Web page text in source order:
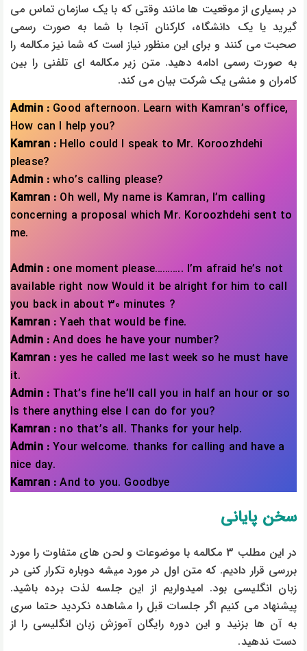
در بسیاری از موقعیت ها مانند وقتی که با یک سازمان تماس می
گیرید یا یک دانشگاه، کارکنان آنجا با شما به صورت رسمی
صحبت می کنند و برای این منظور نیاز است که شما نیز مکالمه را
به صورت رسمی ادامه دهید. متن زیر مکالمه ای تلفنی را بین
کامران و منشی یک شرکت بیان می کند.
Admin : Good afternoon. Learn with Kamran’s office,
How can I help you?
Kamran : Hello could I speak to Mr. Koroozhdehi
please?
Admin : who’s calling please?
Kamran : Oh well, My name is Kamran, I’m calling
concerning a proposal which Mr. Koroozhdehi sent to
me.
Admin : one moment please……….. I’m afraid he’s not
available right now Would it be alright for him to call
you back in about 30 minutes ?
Kamran : Yaeh that would be fine.
Admin : And does he have your number?
Kamran : yes he called me last week so he must have
it.
Admin : That’s fine he’ll call you in half an hour or so
Is there anything else I can do for you?
Kamran : no that’s all. Thanks for your help.
Admin : Your welcome. thanks for calling and have a
nice day.
Kamran : And to you. Goodbye
سخن پایانی
در این مطلب 3 مکالمه با موضوعات و لحن های متفاوت را مورد
بررسی قرار دادیم. که متن اول در مورد میشه دوباره تکرار کنی در
زبان انگلیسی بود. امیدواریم از این جلسه لذت برده باشید.
پیشنهاد می کنیم اگر جلسات قبل را مشاهده نکردید حتما سری
به آن ها بزنید و این دوره رایگان آموزش زبان انگلیسی را از
دست ندهید.